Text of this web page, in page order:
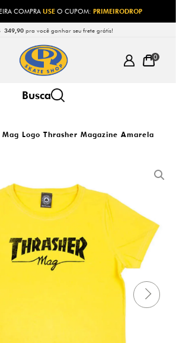
COMPRAUSEO CUPOM:PRIMEIRODROP
349,90pra você ganhar seu frete grátis!
0
Logo Thrasher Magazine Amarela